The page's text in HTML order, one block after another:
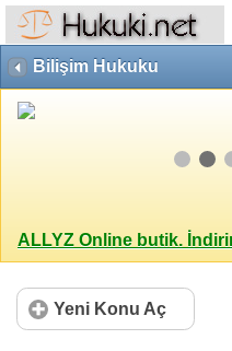
Bilişim Hukuku
ALLYZ Online butik.
Yeni Konu Aç